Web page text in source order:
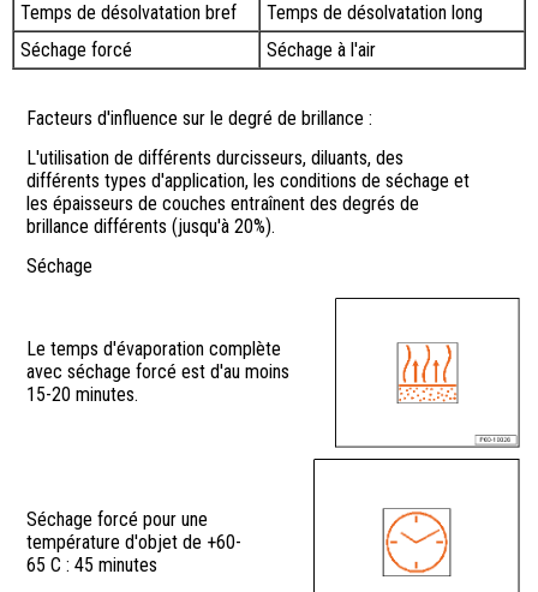
Temps de désolvatation bref
Temps de désolvatation long
Séchage forcé
Séchage à l'air
Facteurs d'influence sur le degré de brillance :
L'utilisation de différents durcisseurs, diluants, des
différents types d'application, les conditions de séchage et
les épaisseurs de couches entraînent des degrés de
brillance différents (jusqu'à 20%).
Séchage
Le temps d'évaporation complète
avec séchage forcé est d'au moins
15-20 minutes.
Séchage forcé pour une
température d'objet de +60-
65 C : 45 minutes